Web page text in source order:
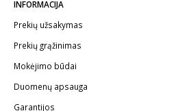
INFORMACIJA
Prekių užsakymas
Prekių grąžinimas
Mokėjimo būdai
Duomenų apsauga
Garantijos